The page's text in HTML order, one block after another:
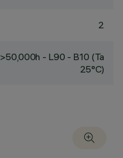
2
>50,000h - L90 - B10 (Ta
25°C)